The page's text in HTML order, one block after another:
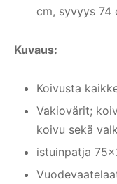
cm, syvyys 74
Kuvaus:
Koivusta
Vakiovärit;
koivu sekä
istuinpatja